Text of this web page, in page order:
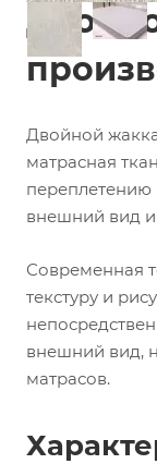
Двойной
матрасная
переплетению
внешний вид и
Современная
текстуру и
внешний вид,
матрасов.